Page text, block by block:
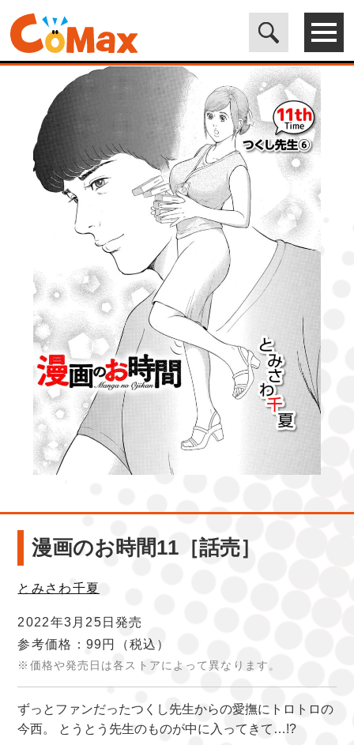
電子書籍マンガ CoMax(コマックス)公式サイト - 株式会社ICE>
ORIGINAL> 漫画のお時間11［話売］
漫画のお時間11［話売］
とみさわ千夏
2022年3月25日発売
参考価格：99円
（税込）
※価格や発売日は各ストアによって異なります。
ずっとファンだったつくし先生からの愛撫にトロトロの
今西。 とうとう先生のものが中に入ってきて…!?